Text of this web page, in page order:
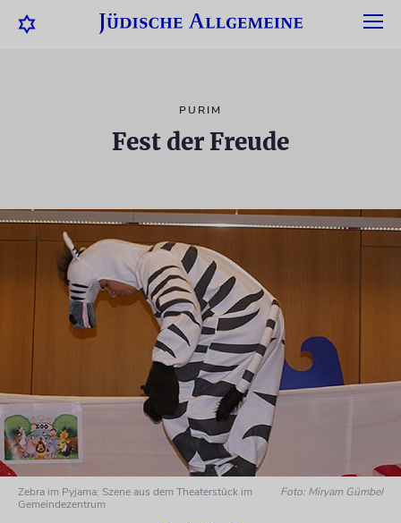
PURIM
Fest der Freude
Zebra im Pyjama: Szene aus dem Theaterstück im
Gemeindezentrum
Foto: Miryam Gümbel